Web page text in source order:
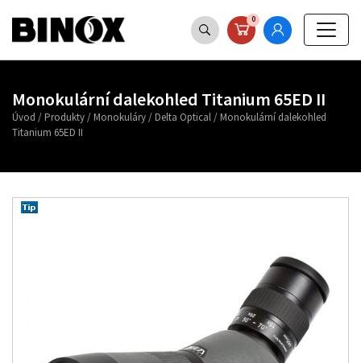
0
Monokulární dalekohled Titanium 65ED II
Úvod / Produkty/ Monokuláry/ Delta Optical/ Monokulární dalekohled
Titanium 65ED II